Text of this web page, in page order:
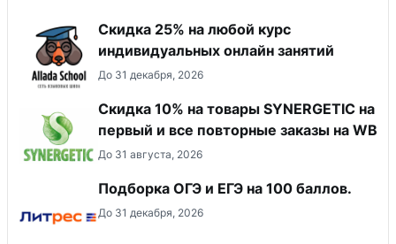
Скидка 25% на любой курс
индивидуальных онлайн занятий
До 31 декабря, 2026
Скидка 10% на товары SYNERGETIC на
первый и все повторные заказы на WB
До 31 августа, 2026
Подборка ОГЭ и ЕГЭ на 100 баллов.
До 31 декабря, 2026